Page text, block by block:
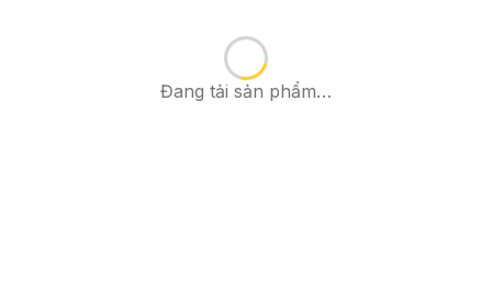
Đang tải sản phẩm…